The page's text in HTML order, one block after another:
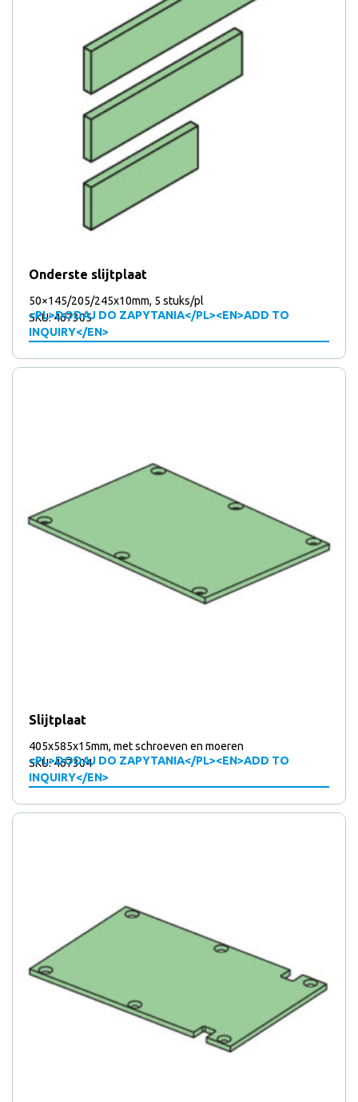
Onderste slijtplaat
50×145/205/245x10mm, 5 stuks/pl
<PL>DODAJ DO ZAPYTANIA</PL><EN>ADD TO
INQUIRY</EN>
SKU: 467305
Slijtplaat
405x585x15mm, met schroeven en moeren
<PL>DODAJ DO ZAPYTANIA</PL><EN>ADD TO
INQUIRY</EN>
SKU: 467304